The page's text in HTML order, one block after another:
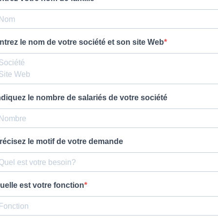
le nom de votre société et son site Web
le nombre de salariés de votre société
le motif de votre demande
est votre fonction